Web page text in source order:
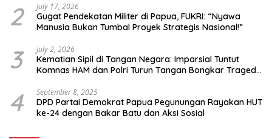
2 July 17, 2026
Gugat Pendekatan Militer di Papua, FUKRI: “Nyawa
Manusia Bukan Tumbal Proyek Strategis Nasional!”
3 July 2, 2026
Kematian Sipil di Tangan Negara: Imparsial Tuntut
Komnas HAM dan Polri Turun Tangan Bongkar Tragedi
4 September 8, 2025
DPD Partai Demokrat Papua Pegunungan Rayakan HUT
ke-24 dengan Bakar Batu dan Aksi Sosial